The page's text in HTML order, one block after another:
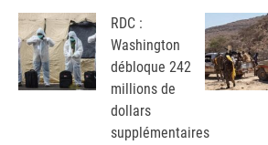
RDC :
Washington
débloque 242
millions de
dollars
supplémentaires